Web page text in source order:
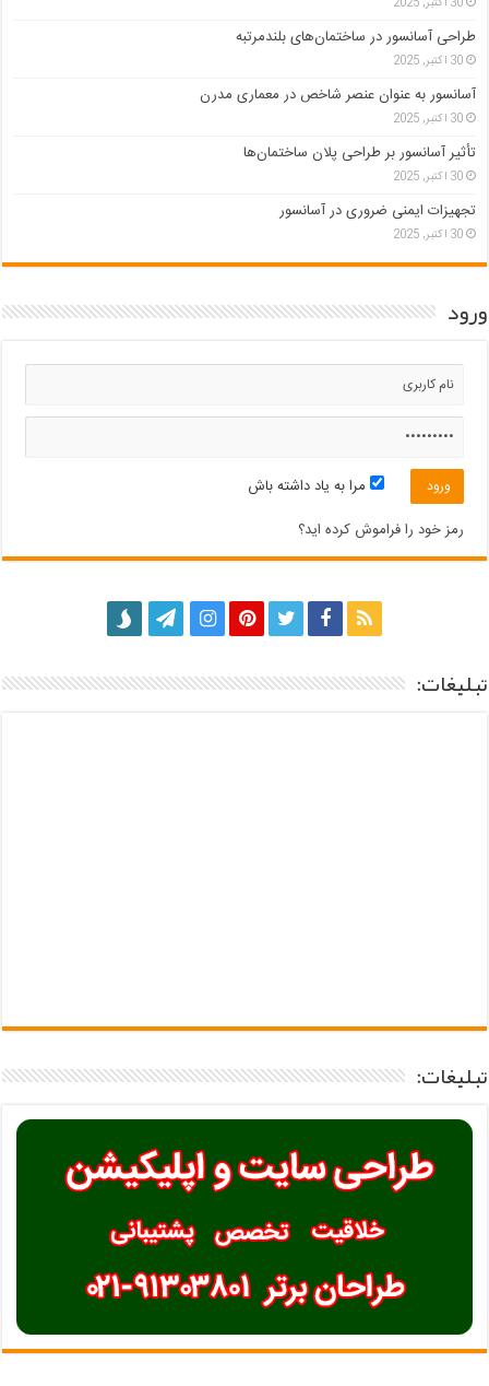
طراحی آسانسور در ساختمان‌های بلندمرتبه
30 اکتبر, 2025
آسانسور به عنوان عنصر شاخص در معماری مدرن
30 اکتبر, 2025
تأثیر آسانسور بر طراحی پلان ساختمان‌ها
30 اکتبر, 2025
تجهیزات ایمنی ضروری در آسانسور
30 اکتبر, 2025
ورود
مرا به یاد داشته باش
رمز خود را فراموش کرده اید؟
تبلیغات:
تبلیغات: